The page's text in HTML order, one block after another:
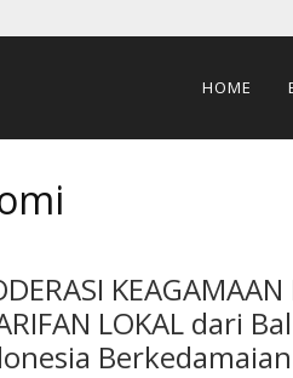
HOME
KEAGAMAAN
LOKAL dari
Berkedamaian